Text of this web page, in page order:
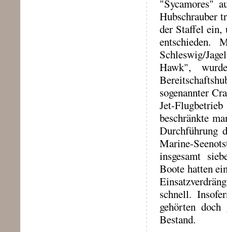
"Sycamores"
Hubschrauber
der Staffel ein,
entschieden.
Schleswig/
Hawk",
sogenannter
Jet-
beschränkte
Durchführung
Marine-
insgesamt
Boote hatten
schnell.
gehörten
Bestand.